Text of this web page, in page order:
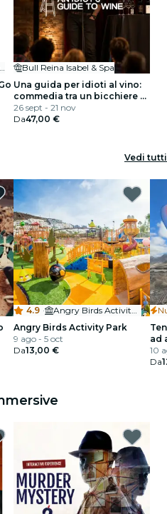
Healthy Poke - C. Secretario Padilla
Bull Reina Isabel & Spa
Una guida per idioti al vino:
commedia tra un bicchiere e
l’altro
26 sept - 21 nov
Da47,00 €
Vedi tutti
4.9 ·
Angry Birds Activity Park Gran Canaria
Angry Birds Activity Park
9 ago - 5 oct
Da13,00 €
ad
10
Da